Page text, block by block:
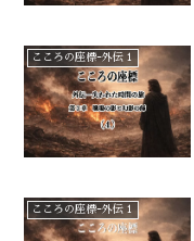
こころの座標ｰ外伝１
こころの座標ｰ外伝１